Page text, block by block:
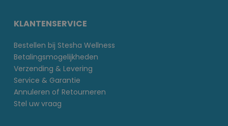
KLANTENSERVICE
Bestellen bij Stesha Wellness
Betalingsmogelijkheden
Verzending & Levering
Service & Garantie
Annuleren of Retourneren
Stel uw vraag